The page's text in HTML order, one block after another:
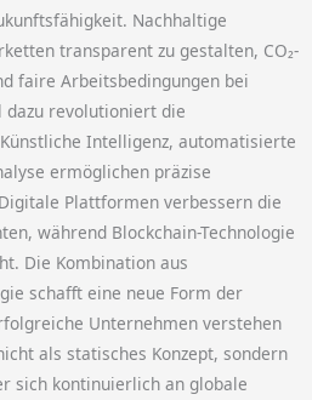
Nachhaltige
transparent zu gestalten, CO₂-
faire Arbeitsbedingungen bei
dazu revolutioniert die
Intelligenz, automatisierte
ermöglichen präzise
Plattformen verbessern die
während Blockchain-Technologie
Die Kombination aus
schafft eine neue Form der
Unternehmen verstehen
als statisches Konzept, sondern
sich kontinuierlich an globale